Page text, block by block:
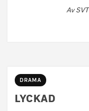
AvSVT
DRAMA
LYCKAD